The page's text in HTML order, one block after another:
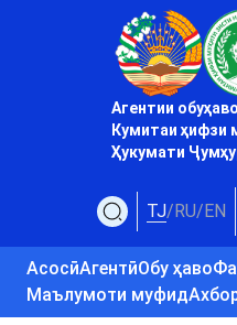
Агентии
Кумитаи ҳифзи
Ҳукумати
TJ/RU/EN
АсосӣАгентӣОбу ҳаво
Маълумоти муфид